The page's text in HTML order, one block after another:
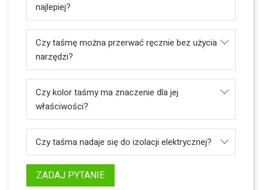
najlepiej?
Czy taśmę można przerwać ręcznie bez użycia
narzędzi?
Czy kolor taśmy ma znaczenie dla jej
właściwości?
Czy taśma nadaje się do izolacji elektrycznej?
ZADAJ PYTANIE